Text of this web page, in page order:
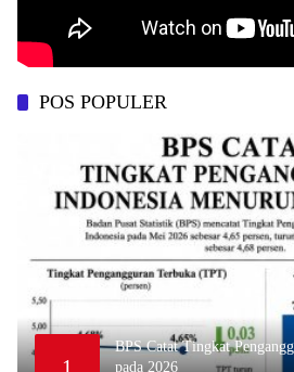
POS POPULER
1
BPS Catat Tingkat
pada 2026